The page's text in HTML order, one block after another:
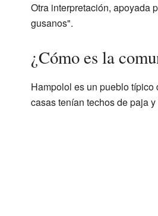
Otra interpretación, apoyada
gusanos".
¿Cómo es la
Hampolol es un pueblo
casas tenían techos de paja